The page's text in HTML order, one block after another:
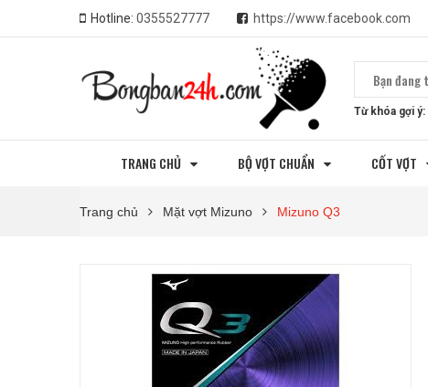
Hotline: 0355527777 https://www.facebook.com
Từ khóa gợi ý:
TRANG CHỦ BỘ VỢT CHUẨN CỐT VỢT
Trang chủ Mặt vợt Mizuno Mizuno Q3